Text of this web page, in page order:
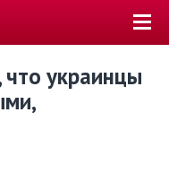
украинцы